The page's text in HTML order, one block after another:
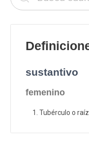
sustantivo
femenino
Tubérculo o